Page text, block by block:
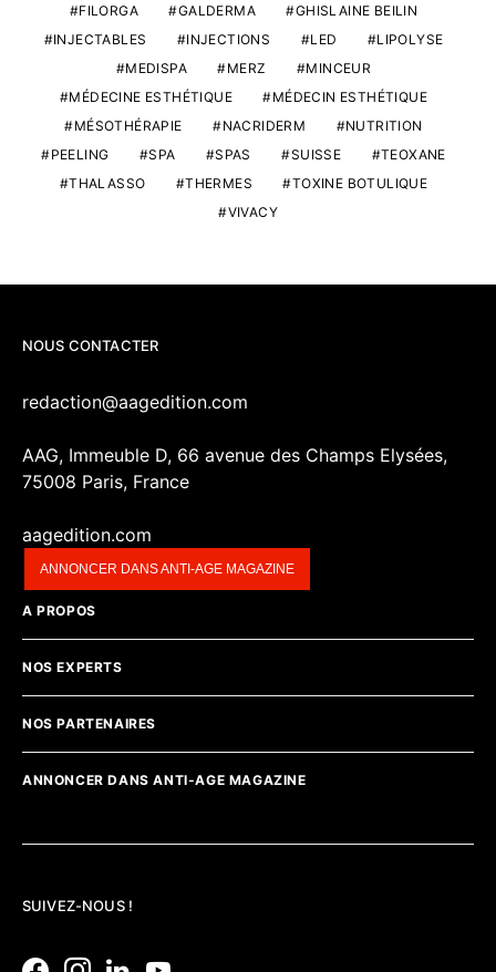
FILORGA
GALDERMA
GHISLAINE BEILIN
INJECTABLES
INJECTIONS LED
LIPOLYSE
MEDISPA
MERZ
MINCEUR
MÉDECINE ESTHÉTIQUE
MÉDECIN ESTHÉTIQUE
MÉSOTHÉRAPIE
NACRIDERM
NUTRITION
PEELING
SPA SPAS SUISSE
TEOXANE
THALASSO
THERMES
TOXINE BOTULIQUE
VIVACY
NOUS CONTACTER
redaction@aagedition.com
AAG, Immeuble D, 66 avenue des Champs Elysées,
75008 Paris, France
aagedition.com
ANNONCER DANS ANTI-AGE MAGAZINE
A PROPOS
NOS EXPERTS
NOS PARTENAIRES
ANNONCER DANS ANTI-AGE MAGAZINE
SUIVEZ-NOUS !